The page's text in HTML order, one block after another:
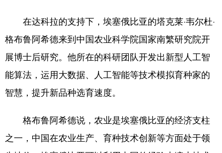
在达科拉的支持下，埃塞俄比亚的塔克莱·韦尔杜·
格布鲁阿希德来到中国农业科学院国家南繁研究院开
展博士后研究。他所在的科研团队开发出新型人工智
能算法，运用大数据、人工智能等技术模拟育种家的
智慧，提升新品种选育速度。
格布鲁阿希德说，农业是埃塞俄比亚的经济支柱
之一，中国在农业生产、育种技术创新等方面处于领